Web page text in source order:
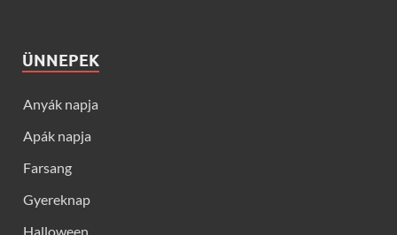
ÜNNEPEK
Anyák napja
Apák napja
Farsang
Gyereknap
Halloween